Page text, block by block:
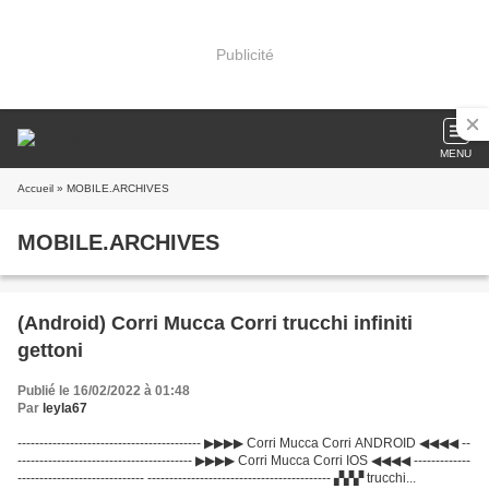
Publicité
MENU
Accueil » MOBILE.ARCHIVES
MOBILE.ARCHIVES
(Android) Corri Mucca Corri trucchi infiniti
gettoni
Publié le 16/02/2022 à 01:48
Par leyla67
------------------------------------------ ▶▶▶▶ Corri Mucca Corri ANDROID ◀◀◀◀ --
---------------------------------------- ▶▶▶▶ Corri Mucca Corri IOS ◀◀◀◀ -------------
----------------------------- ------------------------------------------ ▞▞▞ trucchi...